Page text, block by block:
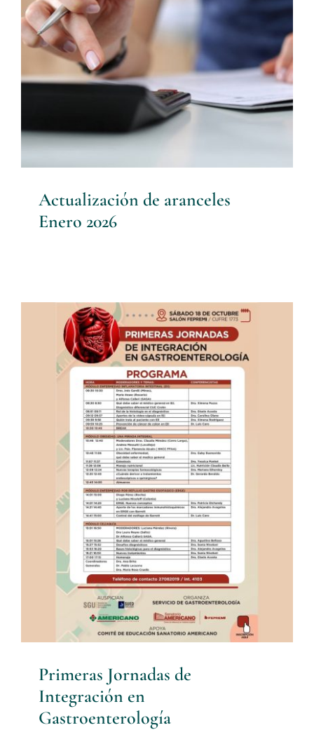
Actualización de aranceles
Enero 2026
Actualización de aranceles
Enero 2026
Primeras Jornadas de
Integración en
Gastroenterología
Conferencias
Primeras Jornadas de
Integración en
Gastroenterología